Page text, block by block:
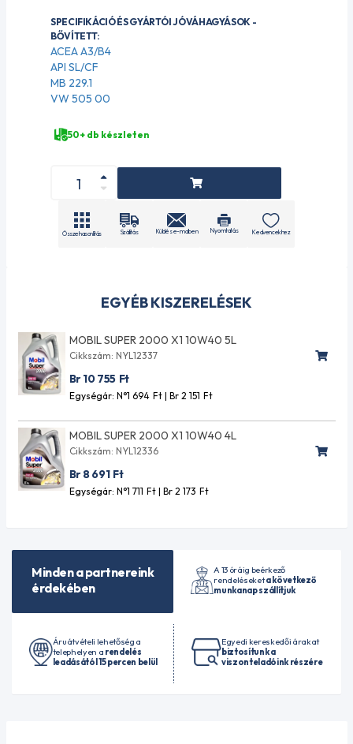
EGYÉB KISZERELÉSEK
MOBIL SUPER 2000 X1 10W40 5L
Cikkszám: NYL12337
Br 10 755 Ft
Egységár: N°1 694 Ft| Br 2 151 Ft
MOBIL SUPER 2000 X1 10W40 4L
Cikkszám: NYL12336
Br 8 691 Ft
Egységár: N°1 711 Ft| Br 2 173 Ft
SPECIFIKÁCIÓ ÉS GYÁRTÓI JÓVÁHAGYÁSOK -
BŐVÍTETT:
ACEA A3/B4
API SL/CF
MB 229.1
VW 505 00
50+ db készleten
Összehasonlítás Szállítás Küldés e-mailben Nyomtatás Kedvencekhez
Minden a partnereink
érdekében
A 13 óráig beérkező
rendeléseketa következő
munkanap szállítjuk
Áruátvételi lehetőség a
telephelyen a rendelés
leadásától 15 percen belül
Egyedi kereskedői árakat
biztosítunk a
viszonteladóink részére